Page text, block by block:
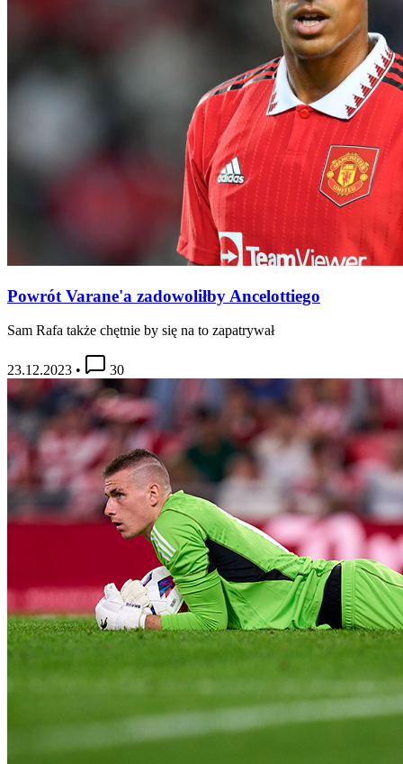
Powrót Varane'a zadowoliłby Ancelottiego
Sam Rafa także chętnie by się na to zapatrywał
23.12.2023 • 30